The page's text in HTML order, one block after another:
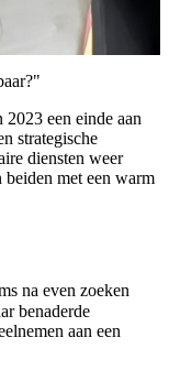
een einde aan
strategische
diensten weer
beiden met een warm
na even zoeken
benaderde
aan een